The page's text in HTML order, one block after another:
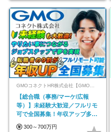
GMOコネクトHR株式会社【GMOインターネットグループ】
【総合職（事務/マーケ/広報
等）】未経験大歓迎／フルリモ
可で全国募集！年収アップ多数
★年休最大130日★
300～700万円